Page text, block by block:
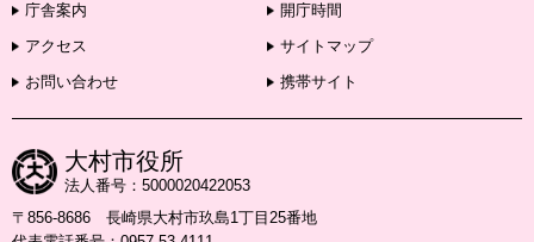
庁舎案内
開庁時間
アクセス
サイトマップ
お問い合わせ
携帯サイト
大村市役所
法人番号：5000020422053
〒856-8686 長崎県大村市玖島1丁目25番地